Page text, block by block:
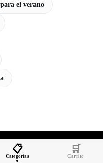
el verano
📋
Categorías
🛒
Carrito